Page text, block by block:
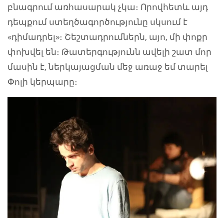
բնագրում առհասարակ չկա։ Որովհետև այդ
դեպքում ստեղծագործությունը սկսում է
«դիմադրել»։ Շեշտադրումներն, այո, մի փոքր
փոխվել են։ Թատերգությունն ավելի շատ մոր
մասին է, ներկայացման մեջ առաջ եմ տարել
Փոլի կերպարը։